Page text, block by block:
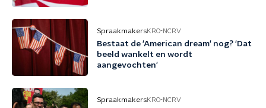
SpraakmakersKRO-NCRV
Bestaat de 'American dream' nog? 'Dat
beeld wankelt en wordt
aangevochten'
SpraakmakersKRO-NCRV